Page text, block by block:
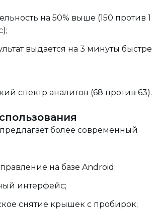
на 50% выше (150 против 1
выдается на 3 минуты быстре
спектр аналитов (68 против 63).
предлагает более современный
на базе Android;
интерфейс;
снятие крышек с пробирок;